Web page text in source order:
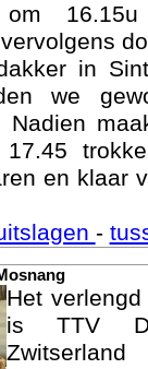
om
in
we
Nadien
17.45
en klaar
-
Het
is TTV